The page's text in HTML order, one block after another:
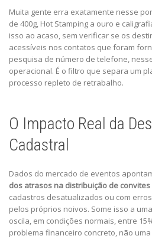
Muita gente erra exatamente nesse
de 400g, Hot Stamping a ouro e
isso ao acaso, sem verificar se os
acessíveis nos contatos que foram
pesquisa de número de telefone,
operacional. É o filtro que separa um
processo repleto de retrabalho.
O Impacto Real da
Cadastral
Dados do mercado de eventos
dos atrasos na distribuição de
cadastros desatualizados ou com
pelos próprios noivos. Some isso a
oscila, em condições normais, entre
problema financeiro concreto, não